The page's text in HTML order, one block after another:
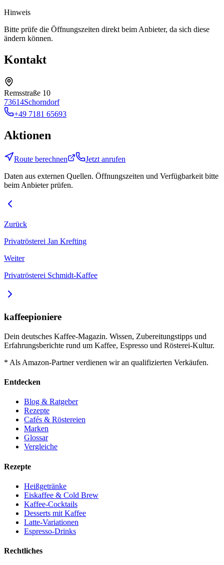
Hinweis
Bitte prüfe die Öffnungszeiten direkt beim Anbieter, da sich diese
ändern können.
Kontakt
Remsstraße 10
73614Schorndorf
+49 7181 65693
Aktionen
Route berechnen
Jetzt anrufen
Daten aus externen Quellen. Öffnungszeiten und Verfügbarkeit bitte
beim Anbieter prüfen.
Zurück
Privatrösterei Jan Krefting
Weiter
Privatrösterei Schmidt-Kaffee
kaffeepioniere
Dein deutsches Kaffee-Magazin. Wissen, Zubereitungstipps und
Erfahrungsberichte rund um Kaffee, Espresso und Rösterei-Kultur.
* Als Amazon-Partner verdienen wir an qualifizierten Verkäufen.
Entdecken
Blog & Ratgeber
Rezepte
Cafés & Röstereien
Marken
Glossar
Vergleiche
Rezepte
Heißgetränke
Eiskaffee & Cold Brew
Kaffee-Cocktails
Desserts mit Kaffee
Latte-Variationen
Espresso-Drinks
Rechtliches